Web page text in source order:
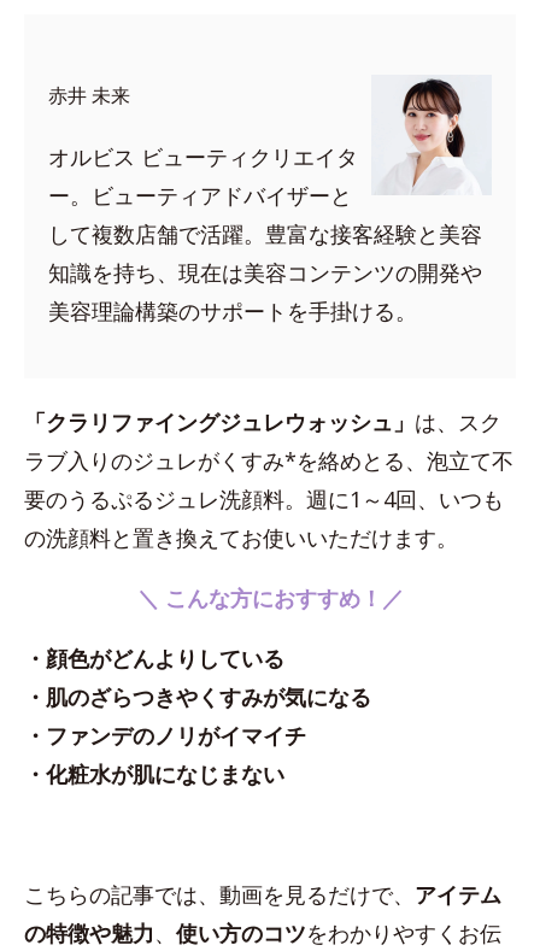
赤井 未来
オルビス ビューティクリエイタ
ー。ビューティアドバイザーと
して複数店舗で活躍。豊富な接客経験と美容
知識を持ち、現在は美容コンテンツの開発や
美容理論構築のサポートを手掛ける。
「クラリファイングジュレウォッシュ」 は、スク
ラブ入りのジュレがくすみ*を絡めとる、泡立て不
要のうるぷるジュレ洗顔料。週に1～4回、いつも
の洗顔料と置き換えてお使いいただけます。
＼ こんな方におすすめ！／
・顔色がどんよりしている
・肌のざらつきやくすみが気になる
・ファンデのノリがイマイチ
・化粧水が肌になじまない
こちらの記事では、動画を見るだけで、 アイテム
の特徴や魅力、 使い方のコツをわかりやすくお伝